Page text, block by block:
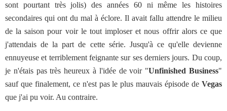
sont pourtant très jolis) des années 60 ni même les histoires
secondaires qui ont du mal à éclore. Il avait fallu attendre le milieu
de la saison pour voir le tout imploser et nous offrir alors ce que
j'attendais de la part de cette série. Jusqu'à ce qu'elle devienne
ennuyeuse et terriblement feignante sur ses derniers jours. Du coup,
je n'étais pas très heureux à l'idée de voir "Unfinished Business"
sauf que finalement, ce n'est pas le plus mauvais épisode de Vegas
que j'ai pu voir. Au contraire.